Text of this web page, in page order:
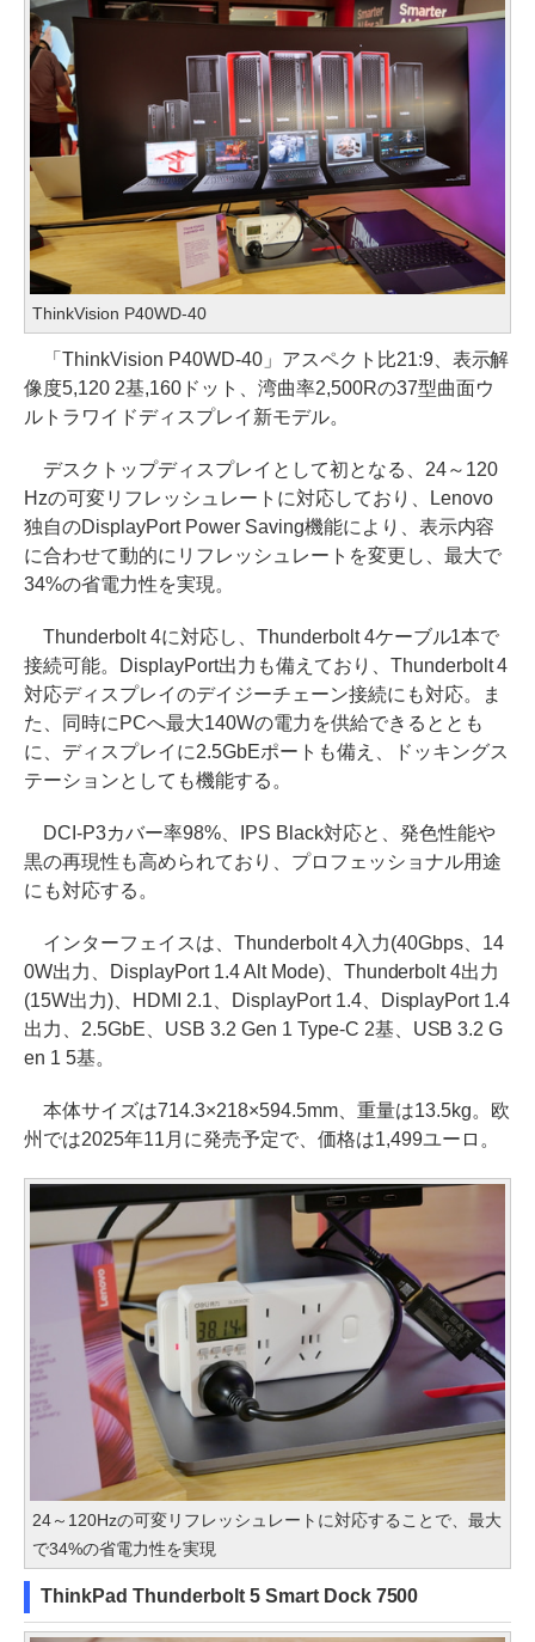
ThinkVision P40WD-40
「ThinkVision P40WD-40」アスペクト比21:9、表示解
像度5,120 2基,160ドット、湾曲率2,500Rの37型曲面ウ
ルトラワイドディスプレイ新モデル。
デスクトップディスプレイとして初となる、24～120
Hzの可変リフレッシュレートに対応しており、Lenovo
独自のDisplayPort Power Saving機能により、表示内容
に合わせて動的にリフレッシュレートを変更し、最大で
34%の省電力性を実現。
Thunderbolt 4に対応し、Thunderbolt 4ケーブル1本で
接続可能。DisplayPort出力も備えており、Thunderbolt 4
対応ディスプレイのデイジーチェーン接続にも対応。ま
た、同時にPCへ最大140Wの電力を供給できるととも
に、ディスプレイに2.5GbEポートも備え、ドッキングス
テーションとしても機能する。
DCI-P3カバー率98%、IPS Black対応と、発色性能や
黒の再現性も高められており、プロフェッショナル用途
にも対応する。
インターフェイスは、Thunderbolt 4入力(40Gbps、14
0W出力、DisplayPort 1.4 Alt Mode)、Thunderbolt 4出力
(15W出力)、HDMI 2.1、DisplayPort 1.4、DisplayPort 1.4
出力、2.5GbE、USB 3.2 Gen 1 Type-C 2基、USB 3.2 G
en 1 5基。
本体サイズは714.3×218×594.5mm、重量は13.5kg。欧
州では2025年11月に発売予定で、価格は1,499ユーロ。
24～120Hzの可変リフレッシュレートに対応することで、最大
で34%の省電力性を実現
ThinkPad Thunderbolt 5 Smart Dock 7500